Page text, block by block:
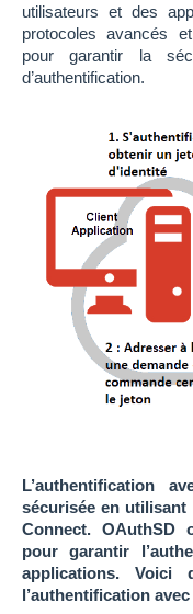
utilisateurs et des
protocoles avancés
pour garantir la
d’authentification.
L’authentification
sécurisée en
Connect. OAuthSD
pour garantir
applications. Voici
l’authentification